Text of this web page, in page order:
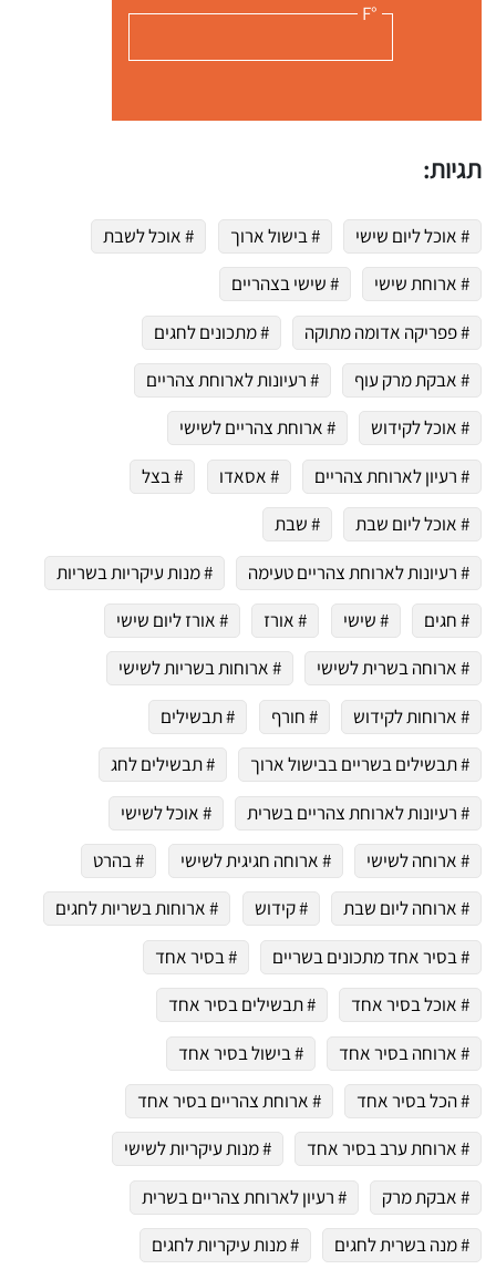
°F
תגיות:
# אוכל ליום שישי # בישול ארוך
# אוכל לשבת
# ארוחת שישי
# שישי בצהריים
# פפריקה אדומה מתוקה
# מתכונים לחגים
# אבקת מרק עוף
# רעיונות לארוחת צהריים
# אוכל לקידוש
# ארוחת צהריים לשישי
# רעיון לארוחת צהריים
# אסאדו
# בצל
# אוכל ליום שבת
# שבת
# רעיונות לארוחת צהריים טעימה
# מנות עיקריות בשריות
# חגים
# שישי # אורז
# אורז ליום שישי
# ארוחה בשרית לשישי
# ארוחות בשריות לשישי
# ארוחות לקידוש
# חורף
# תבשילים
# תבשילים בשריים בבישול ארוך
# תבשילים לחג
# רעיונות לארוחת צהריים בשרית
# אוכל לשישי
# ארוחה לשישי
# ארוחה חגיגית לשישי
# בהרט
# ארוחה ליום שבת
# קידוש
# ארוחות בשריות לחגים
# בסיר אחד מתכונים בשריים
# בסיר אחד
# אוכל בסיר אחד
# תבשילים בסיר אחד
# ארוחה בסיר אחד
# בישול בסיר אחד
# הכל בסיר אחד
# ארוחת צהריים בסיר אחד
# ארוחת ערב בסיר אחד
# מנות עיקריות לשישי
# אבקת מרק
# רעיון לארוחת צהריים בשרית
# מנה בשרית לחגים
# מנות עיקריות לחגים